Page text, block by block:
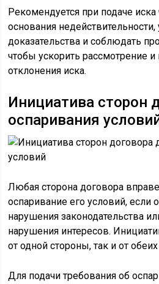
Рекомендуется при подаче
основания
доказательства и соблюдать
чтобы ускорить рассмотрение
отклонения иска.
Инициатива сторон
оспаривания
Любая сторона договора
оспаривание его условий, если
нарушения законодательства
нарушения интересов.
от одной стороны, так и от
Для подачи требования об